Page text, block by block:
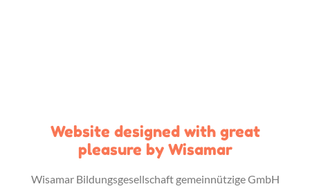
Website designed with great
pleasure by Wisamar
Wisamar Bildungsgesellschaft gemeinnützige GmbH